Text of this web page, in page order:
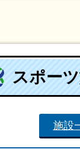
スポー
施設